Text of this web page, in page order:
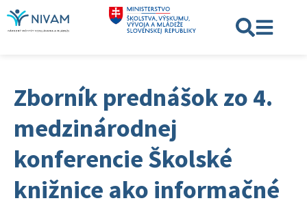
Zborník prednášok zo 4.
medzinárodnej
konferencie Školské
knižnice ako informačné